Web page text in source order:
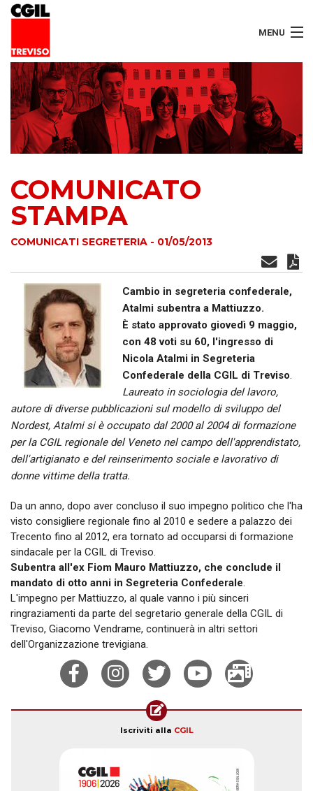
MENU
LAVORATORI
PENSIONATI
SERVIZI
SEGRETERIA
SEDI
CONTATTI
COMUNICATO
STAMPA
COMUNICATI SEGRETERIA - 01/05/2013
Cambio in segreteria confederale,
Atalmi subentra a Mattiuzzo.
È stato approvato giovedì 9 maggio,
con 48 voti su 60, l'ingresso di
Nicola Atalmi in Segreteria
Confederale della CGIL di Treviso.
Laureato in sociologia del lavoro,
autore di diverse pubblicazioni sul modello di sviluppo del
Nordest, Atalmi si è occupato dal 2000 al 2004 di formazione
per la CGIL regionale del Veneto nel campo dell'apprendistato,
dell'artigianato e del reinserimento sociale e lavorativo di
donne vittime della tratta.
Da un anno, dopo aver concluso il suo impegno politico che l'ha
visto consigliere regionale fino al 2010 e sedere a palazzo dei
Trecento fino al 2012, era tornato ad occuparsi di formazione
sindacale per la CGIL di Treviso.
Subentra all'ex Fiom Mauro Mattiuzzo, che conclude il
mandato di otto anni in Segreteria Confederale.
L'impegno per Mattiuzzo, al quale vanno i più sinceri
ringraziamenti da parte del segretario generale della CGIL di
Treviso, Giacomo Vendrame, continuerà in altri settori
dell'Organizzazione trevigiana.
Iscriviti alla CGIL